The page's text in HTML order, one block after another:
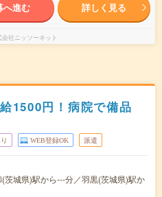
へ進む 詳しく見る
会社ニッソーネット
1500円！病院で備品
WEB登録OK 派遣
茨城県)駅から---分／羽黒(茨城県)駅か